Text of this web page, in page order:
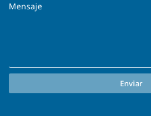
Mensaje
Enviar